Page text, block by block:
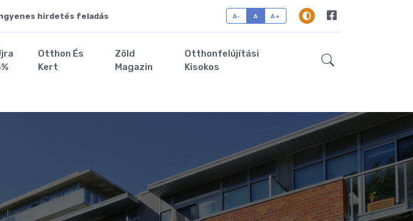
hirdetés feladás A- A A+
Otthon És
Kert
Zöld
Magazin
Otthonfelújítási
Kisokos